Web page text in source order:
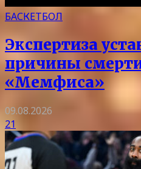
БАСКЕТБОЛ
Экспертиза
причины
«Мемфиса»
09.08.2026
21